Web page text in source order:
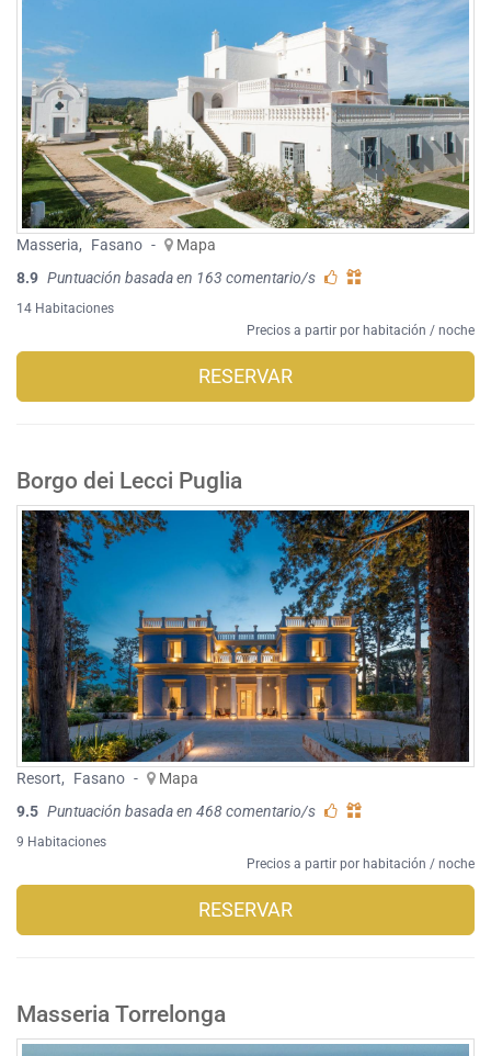
Masseria, Fasano -
Mapa
8.9 Puntuación basada en 163 comentario/s
14 Habitaciones
Precios a partir por habitación / noche
RESERVAR
Borgo dei Lecci Puglia
Resort, Fasano -
Mapa
9.5 Puntuación basada en 468 comentario/s
9 Habitaciones
Precios a partir por habitación / noche
RESERVAR
Masseria Torrelonga